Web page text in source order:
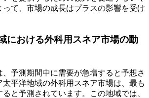
て、市場の成長はプラスの影響を受け
における外科用スネア市場の動
予測期間中に需要が急増すると予想さ
平洋地域の外科用スネア市場は、最も
と予測されています。この地域では、